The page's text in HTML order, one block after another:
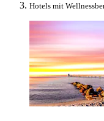
Hotels mit